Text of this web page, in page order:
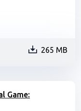
265 MB
Game: